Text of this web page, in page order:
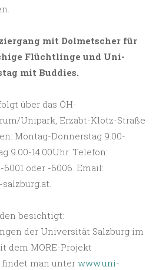
mit Dolmetscher für
Flüchtlinge und Uni-
mit Buddies.
über das ÖH-
Unipark, Erzabt-Klotz-Straße
Montag-Donnerstag 9.00-
9.00-14.00Uhr. Telefon:
6001 oder -6006. Email:
besichtigt:
der Universität Salzburg im
dem MORE-Projekt
man unter www.uni-